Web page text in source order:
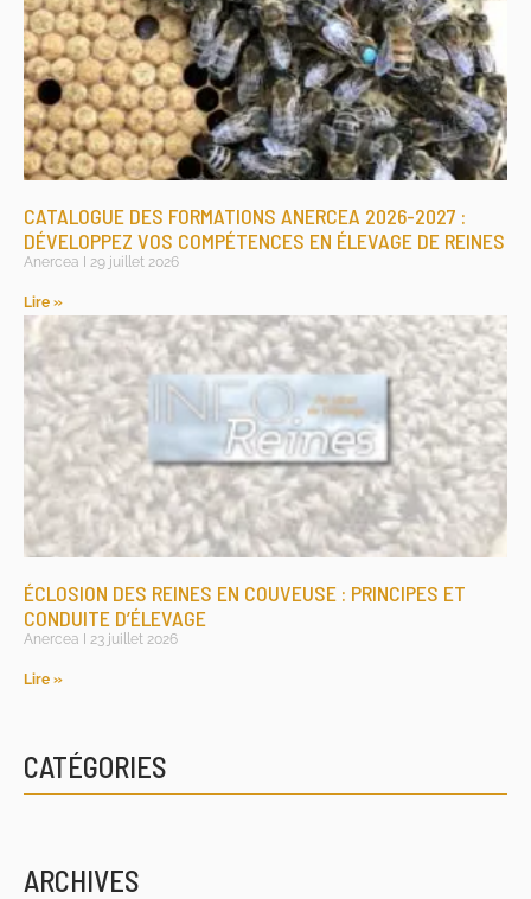
CATALOGUE DES FORMATIONS ANERCEA 2026-2027 :
DÉVELOPPEZ VOS COMPÉTENCES EN ÉLEVAGE DE REINES
Anercea 29 juillet 2026
Lire »
ÉCLOSION DES REINES EN COUVEUSE : PRINCIPES ET
CONDUITE D’ÉLEVAGE
Anercea 23 juillet 2026
Lire »
CATÉGORIES
ARCHIVES